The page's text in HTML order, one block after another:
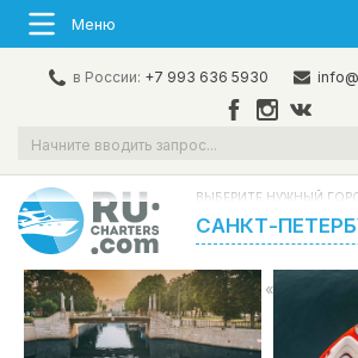
Меню
в России: +7 993 636 5930
ВЫБЕРИТЕ НУЖНЫЙ
САНКТ-
Главная / Флот / Катера / «Ferrari»